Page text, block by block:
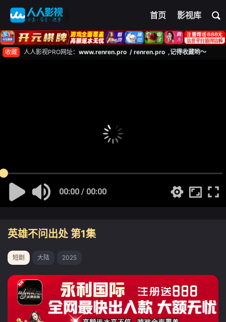
首页 影视库
收藏 人人影视PRO网址： www.renren.pro / renren.pro ,记得收藏哟～
00:00 / 00:00
英雄不问出处 第1集
短剧 大陆 2025